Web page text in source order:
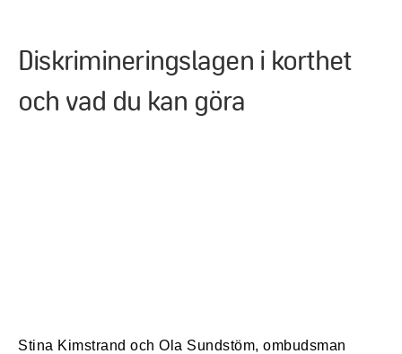
Diskrimineringslagen i korthet
och vad du kan göra
Stina Kimstrand och Ola Sundstöm, ombudsman